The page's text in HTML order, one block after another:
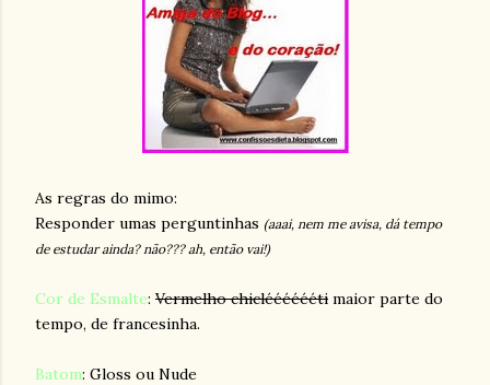
As regras do mimo:
Responder umas perguntinhas (aaai, nem me avisa, dá tempo
de estudar ainda? não??? ah, então vai!)
Cor de Esmalte: Vermelho chiclééééééti maior parte do
tempo, de francesinha.
Batom: Gloss ou Nude